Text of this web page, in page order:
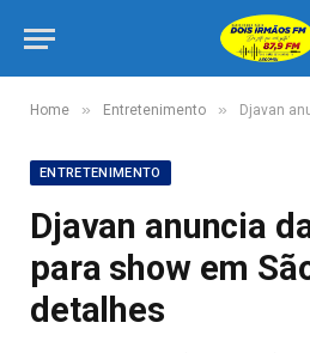
Home » Entretenimento » Djavan anuncia
ENTRETENIMENTO
Djavan anuncia
para show em
detalhes